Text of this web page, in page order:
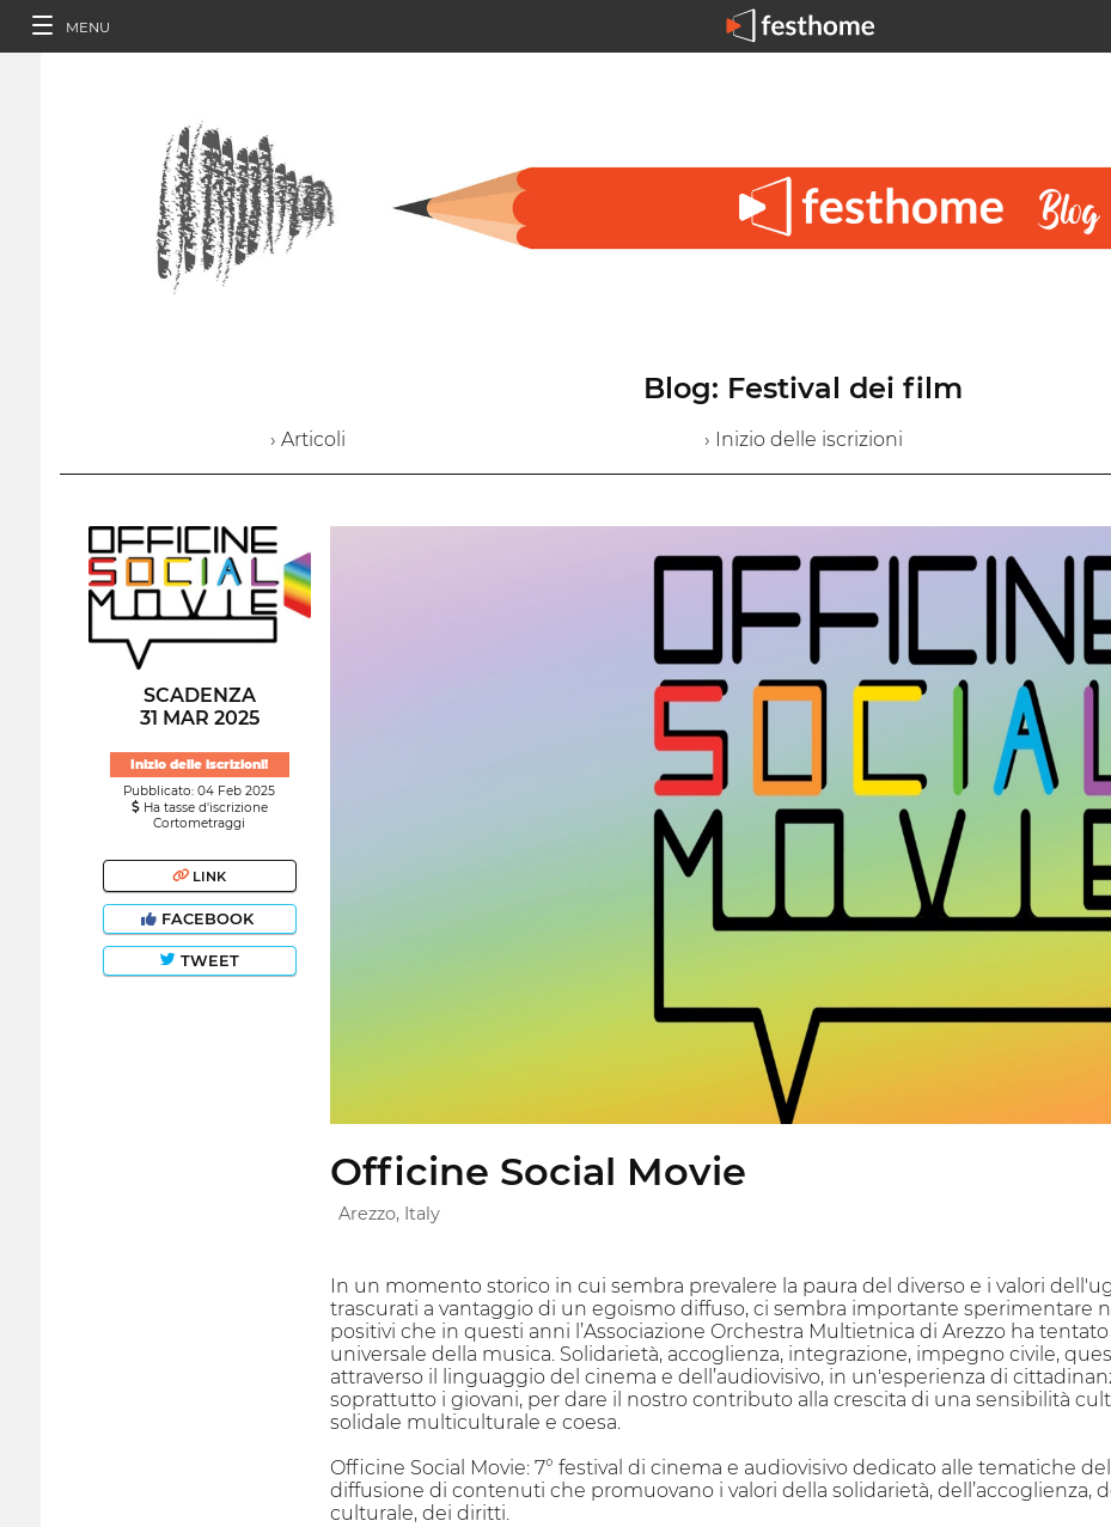
MENU
Blog: Festival dei film
› Articoli › Inizio delle iscrizioni
SCADENZA
31 MAR 2025
Inizio delle iscrizioni!
Pubblicato: 04 Feb 2025
Ha tasse d'iscrizione
Cortometraggi
LINK
FACEBOOK
TWEET
Officine Social Movie
Arezzo, Italy
In un momento storico in cui sembra prevalere la paura del diverso e i valori
trascurati a vantaggio di un egoismo diffuso, ci sembra importante sperimentare
positivi che in questi anni l’Associazione Orchestra Multietnica di Arezzo ha
universale della musica. Solidarietà, accoglienza, integrazione, impegno civile,
attraverso il linguaggio del cinema e dell’audiovisivo, in un'esperienza di
soprattutto i giovani, per dare il nostro contributo alla crescita di una sensibilità
solidale multiculturale e coesa.
Officine Social Movie: 7° festival di cinema e audiovisivo dedicato alle tematiche
diffusione di contenuti che promuovano i valori della solidarietà, dell’accoglienza,
culturale, dei diritti.